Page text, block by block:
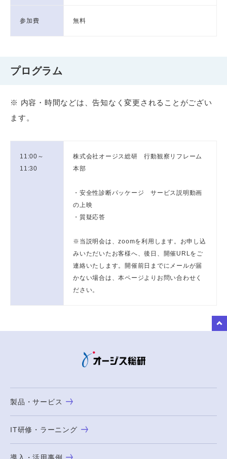
参加費 無料
プログラム
※ 内容・時間などは、告知なく変更されることがござい
ます。
11:00～
11:30
株式会社オージス総研 行動観察リフレーム
本部
・安全性診断パッケージ サービス説明動画
の上映
・質疑応答
※当説明会は、zoomを利用します。お申し込
みいただいたお客様へ、後日、開催URLをご
連絡いたします。開催前日までにメールが届
かない場合は、本ページよりお問い合わせく
ださい。
製品・サービス
IT研修・ラーニング